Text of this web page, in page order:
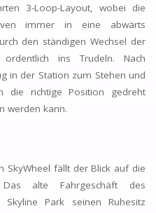
3-Loop-Layout, wobei die
immer in eine abwärts
den ständigen Wechsel der
ins Trudeln. Nach
in der Station zum Stehen und
die richtige Position gedreht
werden kann.
SkyWheel fällt der Blick auf die
Das alte Fahrgeschäft des
Park seinen Ruhesitz